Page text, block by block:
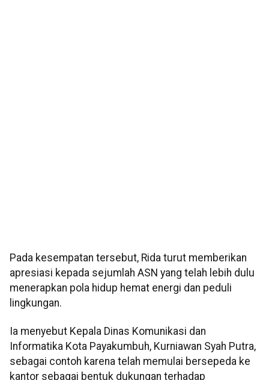
Pada kesempatan tersebut, Rida turut memberikan
apresiasi kepada sejumlah ASN yang telah lebih dulu
menerapkan pola hidup hemat energi dan peduli
lingkungan.
Ia menyebut Kepala Dinas Komunikasi dan
Informatika Kota Payakumbuh, Kurniawan Syah Putra,
sebagai contoh karena telah memulai bersepeda ke
kantor sebagai bentuk dukungan terhadap